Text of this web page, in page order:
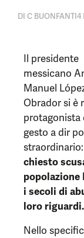
DI C BUONFANTI4
Il presidente
messicano
Manuel
Obrador si è
protagonista
gesto a dir
straordinario:
chiesto
popolazione
i secoli di
loro riguardi.
Nello